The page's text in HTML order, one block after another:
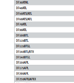
LAGERRENSING
Begagnade